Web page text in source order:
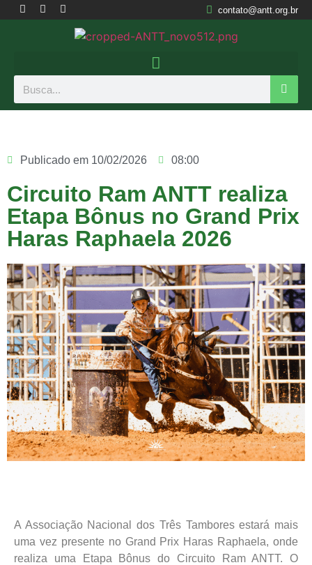
contato@antt.org.br
Publicado em 10/02/2026 08:00
Circuito Ram ANTT realiza
Etapa Bônus no Grand Prix
Haras Raphaela 2026
A Associação Nacional dos Três Tambores estará mais
uma vez presente no Grand Prix Haras Raphaela, onde
realiza uma Etapa Bônus do Circuito Ram ANTT. O